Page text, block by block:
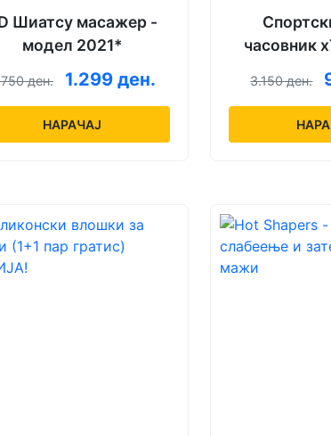
Шиатсу масажер -
модел 2021*
ден. 1.299 ден.
НАРАЧАЈ
часовник
3.150 ден.